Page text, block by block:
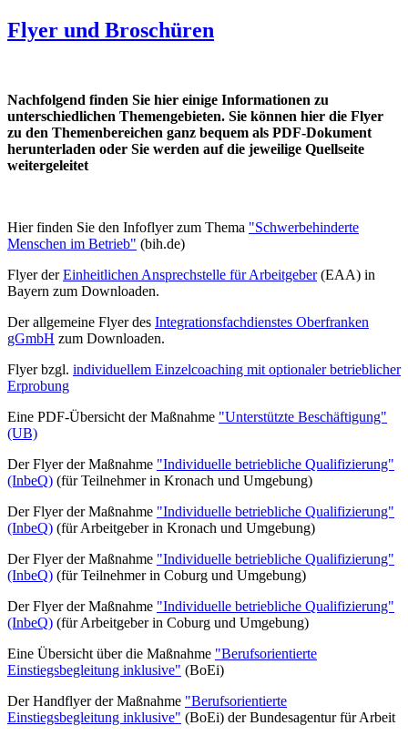
Flyer und Broschüren
Nachfolgend finden Sie hier einige Informationen zu
unterschiedlichen Themengebieten. Sie können hier die Flyer
zu den Themenbereichen ganz bequem als PDF-Dokument
herunterladen oder Sie werden auf die jeweilige Quellseite
weitergeleitet
Hier finden Sie den Infoflyer zum Thema "Schwerbehinderte
Menschen im Betrieb" (bih.de)
Flyer derEinheitlichen Ansprechstelle für Arbeitgeber(EAA) in
Bayern zum Downloaden.
Der allgemeine Flyer des Integrationsfachdienstes Oberfranken
gGmbH zum Downloaden.
Flyer bzgl. individuellem Einzelcoaching mit optionaler betrieblicher
Erprobung
Eine PDF-Übersicht der Maßnahme "Unterstützte Beschäftigung"
(UB)
Der Flyer der Maßnahme "Individuelle betriebliche Qualifizierung"
(InbeQ) (für Teilnehmer in Kronach und Umgebung)
Der Flyer der Maßnahme "Individuelle betriebliche Qualifizierung"
(InbeQ) (für Arbeitgeber in Kronach und Umgebung)
Der Flyer der Maßnahme "Individuelle betriebliche Qualifizierung"
(InbeQ) (für Teilnehmer in Coburg und Umgebung)
Der Flyer der Maßnahme "Individuelle betriebliche Qualifizierung"
(InbeQ) (für Arbeitgeber in Coburg und Umgebung)
Eine Übersicht über die Maßnahme "Berufsorientierte
Einstiegsbegleitung inklusive" (BoEi)
Der Handflyer der Maßnahme "Berufsorientierte
Einstiegsbegleitung inklusive" (BoEi) der Bundesagentur für Arbeit